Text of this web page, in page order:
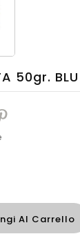
50gr. BLU
Al Carrello